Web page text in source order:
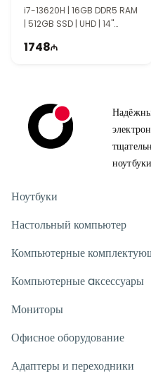
i7-13620H | 16GB DDR5 RAM
| 512GB SSD | UHD | 14"
1748
Ноутбуки
Настольный компьютер
Компьютерные
Компьютерные aксессуары
Мониторы
Офисное оборудование
Адаптеры и переходники